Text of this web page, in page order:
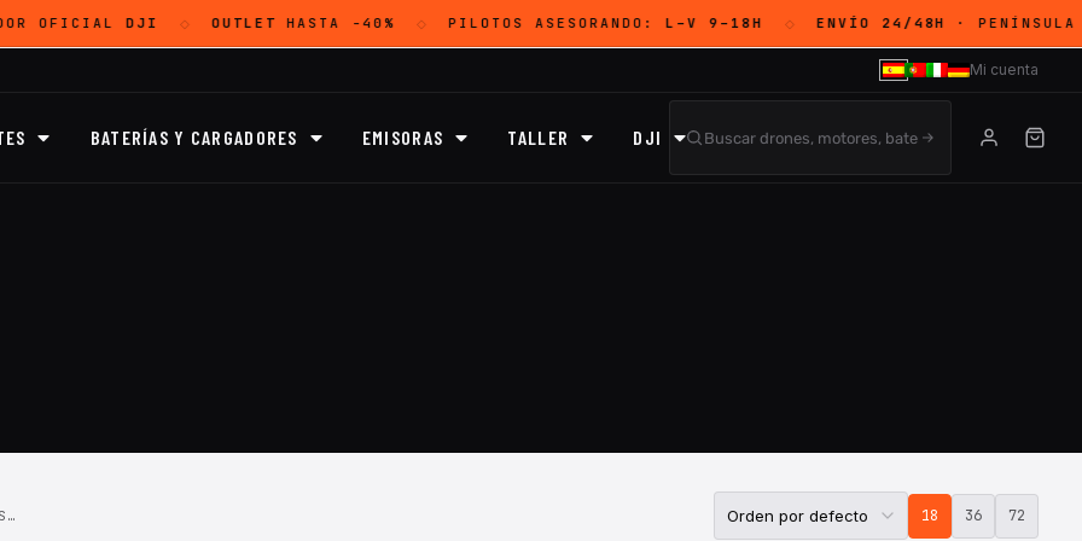
OFICIAL DJI OUTLET HASTA -40% ◇ PILOTOS ASESORANDO: L–V 9–18H ENVÍO 24/48H· PENÍNSULA
Mi cuenta
BATERÍAS Y CARGADORES EMISORAS TALLER DJI
18 36 72